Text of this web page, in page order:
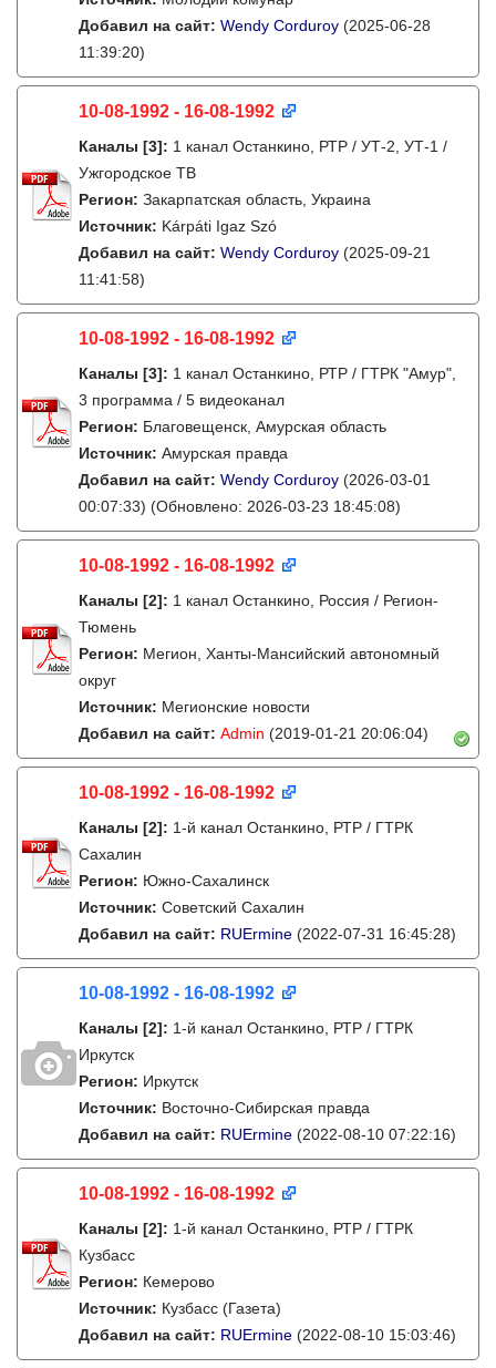
Добавил на сайт: Wendy Corduroy (2025-06-28
11:39:20)
10-08-1992 - 16-08-1992
Каналы [3]: 1 канал Останкино, РТР / УТ-2, УТ-1 /
Ужгородское ТВ
Регион: Закарпатская область, Украина
Источник: Kárpáti Igaz Szó
Добавил на сайт: Wendy Corduroy (2025-09-21
11:41:58)
10-08-1992 - 16-08-1992
Каналы [3]: 1 канал Останкино, РТР / ГТРК "Амур",
3 программа / 5 видеоканал
Регион: Благовещенск, Амурская область
Источник: Амурская правда
Добавил на сайт: Wendy Corduroy (2026-03-01
00:07:33) (Обновлено: 2026-03-23 18:45:08)
10-08-1992 - 16-08-1992
Каналы [2]: 1 канал Останкино, Россия / Регион-
Тюмень
Регион: Мегион, Ханты-Мансийский автономный
округ
Источник: Мегионские новости
Добавил на сайт: Admin (2019-01-21 20:06:04)
10-08-1992 - 16-08-1992
Каналы [2]: 1-й канал Останкино, РТР / ГТРК
Сахалин
Регион: Южно-Сахалинск
Источник: Советский Сахалин
Добавил на сайт: RUErmine (2022-07-31 16:45:28)
10-08-1992 - 16-08-1992
Каналы [2]: 1-й канал Останкино, РТР / ГТРК
Иркутск
Регион: Иркутск
Источник: Восточно-Сибирская правда
Добавил на сайт: RUErmine (2022-08-10 07:22:16)
10-08-1992 - 16-08-1992
Каналы [2]: 1-й канал Останкино, РТР / ГТРК
Кузбасс
Регион: Кемерово
Источник: Кузбасс (Газета)
Добавил на сайт: RUErmine (2022-08-10 15:03:46)